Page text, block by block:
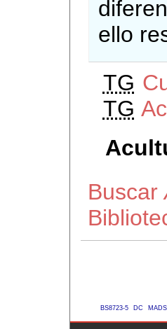
ello
TG
TG
Buscar
BS8723-5 DC MADS